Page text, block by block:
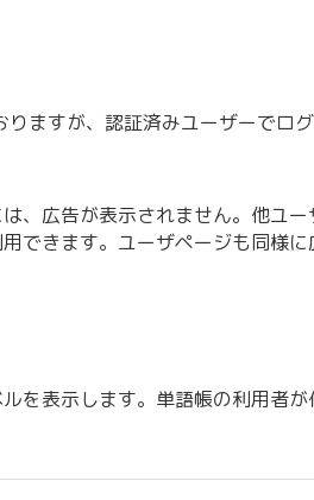
ますが、認証済みユーザーでロ
、広告が表示されません。他ユ
できます。ユーザページも同様に
を表示します。単語帳の利用者